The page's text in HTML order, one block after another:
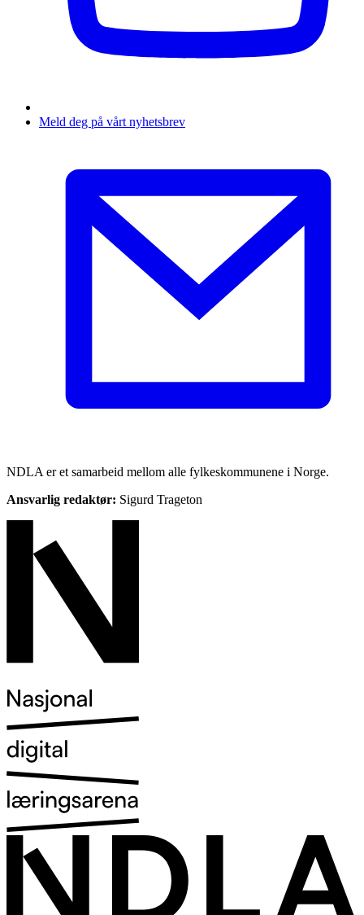
Meld deg på vårt nyhetsbrev
NDLA er et samarbeid mellom alle fylkeskommunene i Norge.
Ansvarlig redaktør: Sigurd Trageton